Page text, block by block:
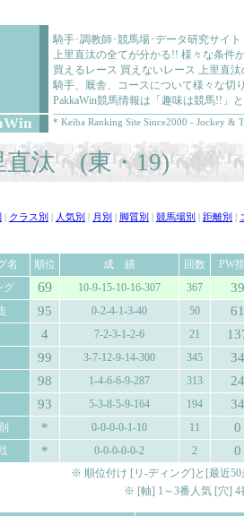
騎手･調教師･競馬場･データ研究サイ
上里直汰の全てが分かる!! 様々な条件
買えるレース 買えないレース 上里直
騎手、厩舎、コースについて様々な切
PakkaWin競馬情報は「趣味は競馬!!」
* Keiba Ranking Site Since2000 - Jockey &
直汰 (東・19)
クラス別 人気別 月別 脚質別 競馬場別 距離別
名 順位 成 績 回数
PW
グ
69 10-9-15-10-16-307 367 39
95 0-2-4-1-3-40 50 61
4 7-2-3-1-2-6 21
99 3-7-12-9-14-300 345 34
98 1-4-6-6-9-287 313 24
93 5-3-8-5-9-164 194 34
* 0-0-0-0-1-10 11 0
* 0-0-0-0-0-2 2 0
※ 順位付け [リ-ディング]と[最近
※ [軸] 1～3番人気 [穴] 4